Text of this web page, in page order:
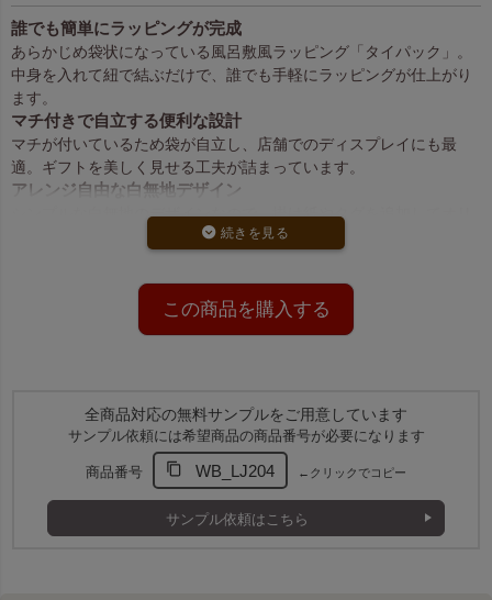
誰でも簡単にラッピングが完成
あらかじめ袋状になっている風呂敷風ラッピング「タイパック」。
中身を入れて紐で結ぶだけで、誰でも手軽にラッピングが仕上がり
ます。
マチ付きで自立する便利な設計
マチが付いているため袋が自立し、店舗でのディスプレイにも最
適。ギフトを美しく見せる工夫が詰まっています。
アレンジ自由な白無地デザイン
シンプルな白無地のデザインなので、掛け紙やタグを追加してオリ
ジナルラッピングを楽しむことが可能。多用途に活用できます。
マドレーヌ4個が入る実用的なサイズで、焼き菓子や小物ギフトな
ど、幅広いシーンでお使いいただけます。
この商品を購入する
全商品対応の無料サンプルをご用意しています
サンプル依頼には希望商品の商品番号が必要になります
商品番号 WB_LJ204 ←クリックでコピー
サンプル依頼はこちら